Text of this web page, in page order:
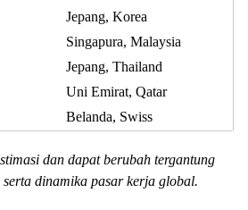
Jepang, Korea
Singapura, Malaysia
Jepang, Thailand
Uni Emirat, Qatar
Belanda, Swiss
dan dapat berubah tergantung
dinamika pasar kerja global.